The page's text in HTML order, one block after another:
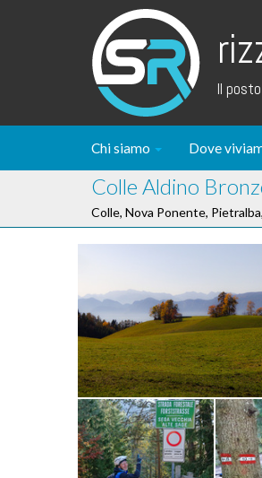
Il
Chi siamo Dove
Colle Aldino
Colle, Nova Ponente,